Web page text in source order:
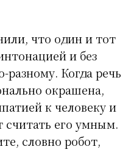
что один и тот
и без
разному. Когда речь
окрашена,
к человеку и
его умным.
словно робот,